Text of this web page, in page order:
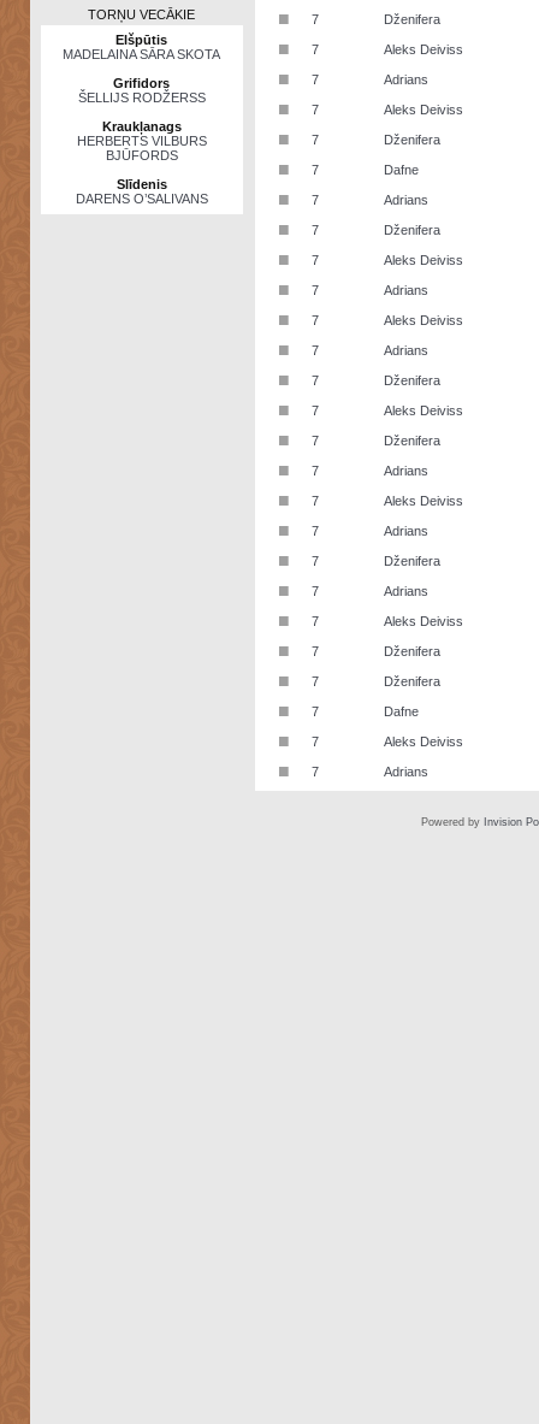
TORŅU VECĀKIE
Elšpūtis
MADELAINA SĀRA SKOTA
Grifidors
ŠELLIJS RODŽERSS
Kraukļanags
HERBERTS VILBURS
BJŪFORDS
Slīdenis
DARENS O’SALIVANS
■ 7 Dženifera
■ 7 Aleks Deiviss
■ 7 Adrians
■ 7 Aleks Deiviss
■ 7 Dženifera
■ 7 Dafne
■ 7 Adrians
■ 7 Dženifera
■ 7 Aleks Deiviss
■ 7 Adrians
■ 7 Aleks Deiviss
■ 7 Adrians
■ 7 Dženifera
■ 7 Aleks Deiviss
■ 7 Dženifera
■ 7 Adrians
■ 7 Aleks Deiviss
■ 7 Adrians
■ 7 Dženifera
■ 7 Adrians
■ 7 Aleks Deiviss
■ 7 Dženifera
■ 7 Dženifera
■ 7 Dafne
■ 7 Aleks Deiviss
■ 7 Adrians
Powered by Invision